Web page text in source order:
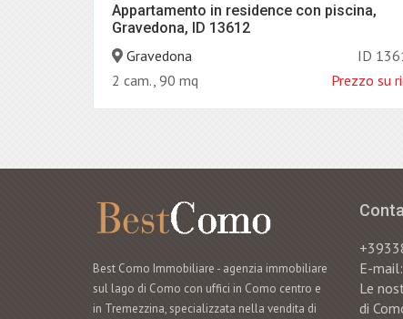
Appartamento in residence con piscina,
Gravedona, ID 13612
Gravedona
ID
2 cam., 90 mq
Prezzo su
Best Como Immobiliare - agenzia immobiliare
sul lago di Como con uffici in Como centro e
in Tremezzina, specializzata nella vendita di
E-
Le
di